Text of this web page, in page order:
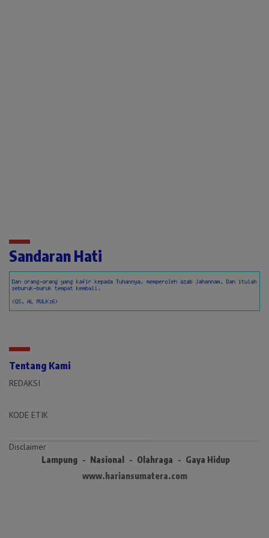
Sandaran Hati
Tentang Kami
REDAKSI
KODE ETIK
Disclaimer
Lampung Nasional Olahraga
Gaya Hidup
www.hariansumatera.com